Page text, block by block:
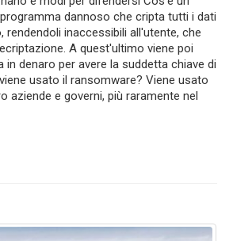
dannoso che cripta tutti i dati
rendendoli inaccessibili all'utente, che
A quest'ultimo viene poi
denaro per avere la suddetta chiave di
usato il ransomware? Viene usato
aziende e governi, più raramente nel